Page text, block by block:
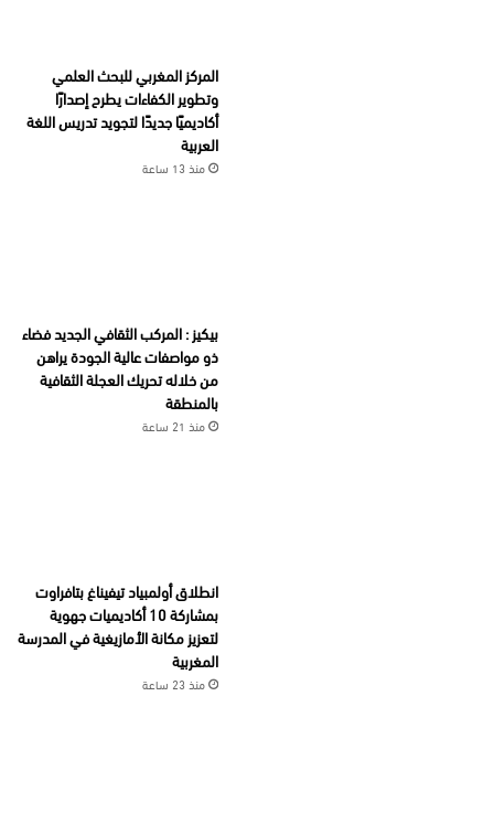
المركز المغربي للبحث العلمي
وتطوير الكفاءات يطرح إصدارًا
أكاديميًا جديدًا لتجويد تدريس اللغة
العربية
منذ 13 ساعة
بيكيز : المركب الثقافي الجديد فضاء
ذو مواصفات عالية الجودة يراهن
من خلاله تحريك العجلة الثقافية
بالمنطقة
منذ 21 ساعة
انطلاق أولمبياد تيفيناغ بتافراوت
بمشاركة 10 أكاديميات جهوية
لتعزيز مكانة الأمازيغية في المدرسة
المغربية
منذ 23 ساعة